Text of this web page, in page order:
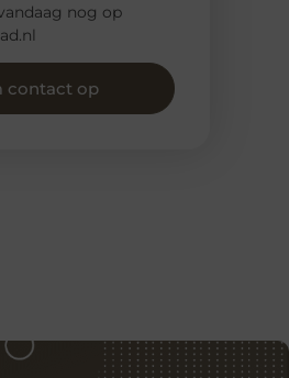
nog op
contact op